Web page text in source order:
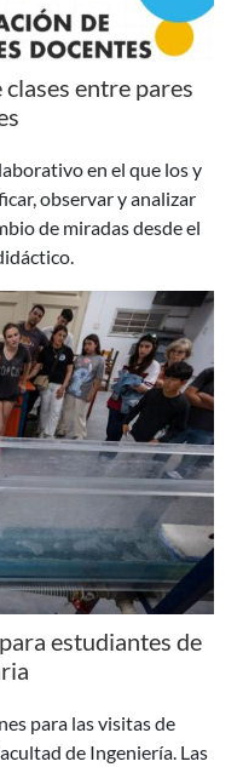
entre pares
en el que los y
observar y analizar
de miradas desde el
estudiantes de
para las visitas de
de Ingeniería. Las